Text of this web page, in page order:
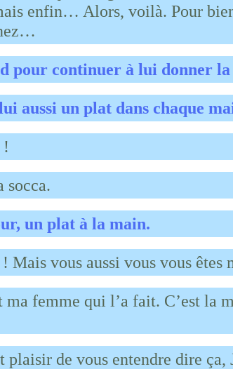
enfin… Alors, voilà. Pour
pour continuer à lui donner la
aussi un plat dans chaque
!
socca.
un plat à la main.
Mais vous aussi vous vous êtes
ma femme qui l’a fait. C’est la
plaisir de vous entendre dire ça,